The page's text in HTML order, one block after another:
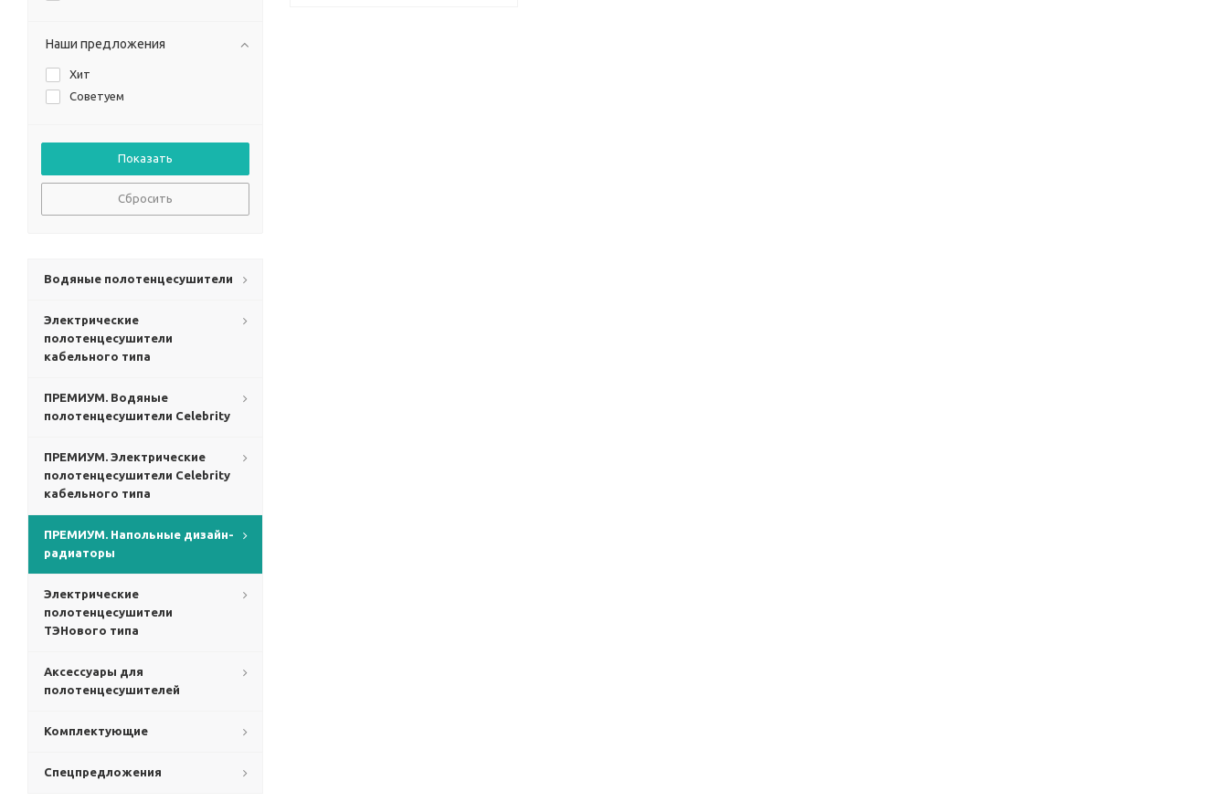
Наши предложения
Хит
Советуем
Сбросить
Водяные полотенцесушители
Электрические
полотенцесушители
кабельного типа
ПРЕМИУМ. Водяные
полотенцесушители Celebrity
ПРЕМИУМ. Электрические
полотенцесушители Celebrity
кабельного типа
ПРЕМИУМ. Напольные дизайн-
радиаторы
Электрические
полотенцесушители
ТЭНового типа
Аксессуары для
полотенцесушителей
Комплектующие
Спецпредложения